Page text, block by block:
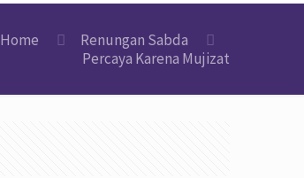
Home
Renungan Sabda
Percaya Karena Mujizat